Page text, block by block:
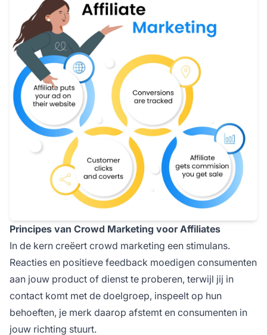
Principes van Crowd Marketing voor Affiliates
In de kern creëert crowd marketing een stimulans.
Reacties en positieve feedback moedigen consumenten
aan jouw product of dienst te proberen, terwijl jij in
contact komt met de doelgroep, inspeelt op hun
behoeften, je merk daarop afstemt en consumenten in
jouw richting stuurt.